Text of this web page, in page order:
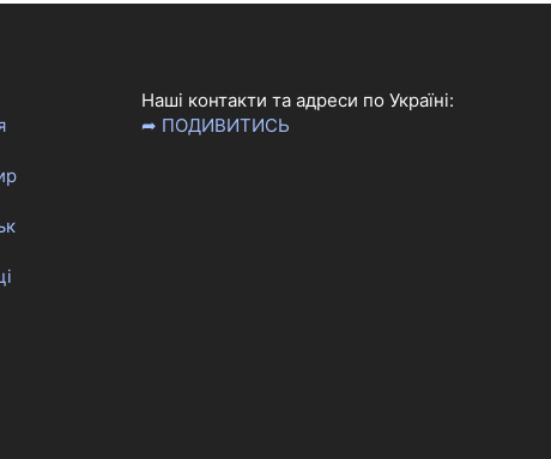
Наші контакти та адреси по Україні:
➦ ПОДИВИТИСЬ